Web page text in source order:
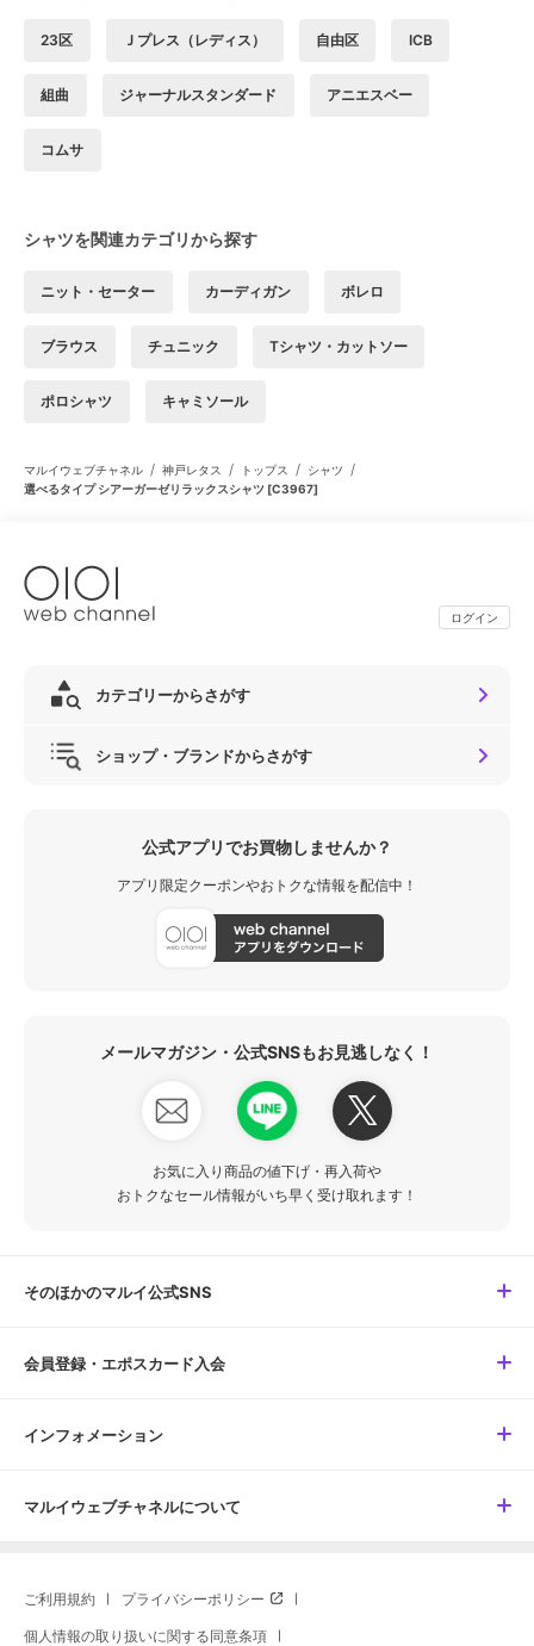
23区 Ｊプレス（レディス） 自由区 ICB
組曲 ジャーナルスタンダード アニエスベー
コムサ
シャツを関連カテゴリから探す
ニット・セーター カーディガン ボレロ
ブラウス チュニック Tシャツ・カットソー
ポロシャツ キャミソール
マルイウェブチャネル / 神戸レタス / トップス / シャツ /
選べるタイプ シアーガーゼリラックスシャツ [C3967]
ログイン
カテゴリーからさがす
ショップ・ブランドからさがす
公式アプリでお買物しませんか？
アプリ限定クーポンやおトクな情報を配信中！
メールマガジン・公式SNSもお見逃しなく！
お気に入り商品の値下げ・再入荷や
おトクなセール情報がいち早く受け取れます！
そのほかのマルイ公式SNS
会員登録・エポスカード入会
インフォメーション
マルイウェブチャネルについて
ご利用規約 プライバシーポリシー
個人情報の取り扱いに関する同意条項